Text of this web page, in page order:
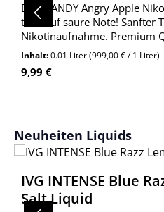
BAD CANDY Angry Apple
trifft auf saure Note! Sanfter
Nikotinaufnahme. Premium
Jetzt entdecken!
Inhalt:0.01 Liter(999,00 € / 1 Liter)
Regulärer Preis:
9,99 €
Produktgalerie überspringen
Neuheiten Liquids
IVG INTENSE Blue
Salt Liquid